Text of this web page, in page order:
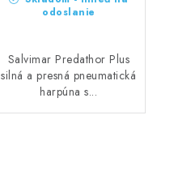
odoslanie
Salvimar Predathor Plus
silná a presná pneumatická
harpúna s...